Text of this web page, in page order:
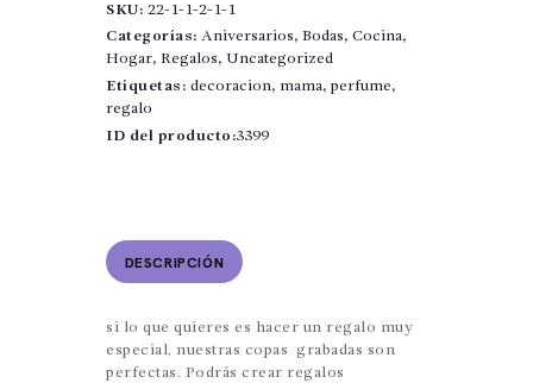
para
madrina
,
padrino
cantidad
SKU: 22-1-1-2-1-1
Categorías: Aniversarios, Bodas, Cocina,
Hogar, Regalos, Uncategorized
Etiquetas: decoracion, mama, perfume,
regalo
ID del producto:3399
DESCRIPCIÓN
si lo que quieres es hacer un regalo muy
especial, nuestras copas grabadas son
perfectas. Podrás crear regalos